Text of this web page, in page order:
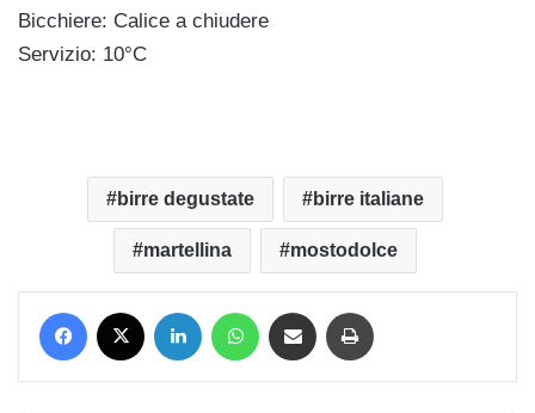
Bicchiere: Calice a chiudere
Servizio: 10°C
birre degustate birre italiane
martellina mostodolce
Facebook LinkedIn WhatsApp Condividi via mail